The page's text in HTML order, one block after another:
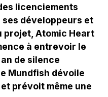
licenciements
développeurs et
projet, Atomic Heart
à entrevoir le
de silence
Mundfish dévoile
prévoit même une